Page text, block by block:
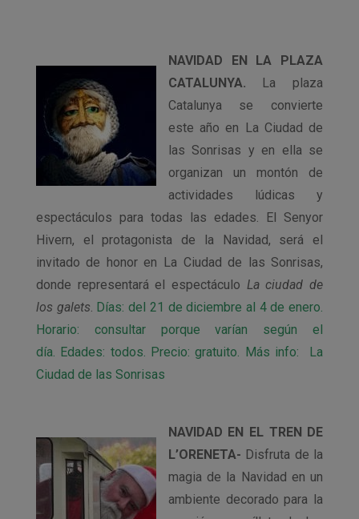
NAVIDAD EN LA PLAZA
CATALUNYA. La plaza
Catalunya se convierte
este año en La Ciudad de
las Sonrisas y en ella se
organizan un montón de
actividades lúdicas y
espectáculos para todas las edades. El Senyor
Hivern, el protagonista de la Navidad, será el
invitado de honor en La Ciudad de las Sonrisas,
donde representará el espectáculo La ciudad de
los galets. Días: del 21 de diciembre al 4 de enero.
Horario: consultar porque varían según el
día. Edades: todos. Precio: gratuito. Más info: La
Ciudad de las Sonrisas
NAVIDAD EN EL TREN DE
L’ORENETA- Disfruta de la
magia de la Navidad en un
ambiente decorado para la